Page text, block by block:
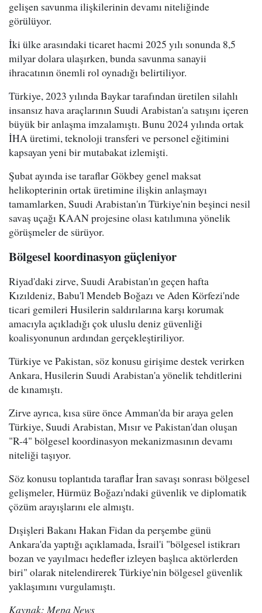
gelişen savunma ilişkilerinin devamı niteliğinde
görülüyor.
İki ülke arasındaki ticaret hacmi 2025 yılı sonunda 8,5
milyar dolara ulaşırken, bunda savunma sanayii
ihracatının önemli rol oynadığı belirtiliyor.
Türkiye, 2023 yılında Baykar tarafından üretilen silahlı
insansız hava araçlarının Suudi Arabistan'a satışını içeren
büyük bir anlaşma imzalamıştı. Bunu 2024 yılında ortak
İHA üretimi, teknoloji transferi ve personel eğitimini
kapsayan yeni bir mutabakat izlemişti.
Şubat ayında ise taraflar Gökbey genel maksat
helikopterinin ortak üretimine ilişkin anlaşmayı
tamamlarken, Suudi Arabistan'ın Türkiye'nin beşinci nesil
savaş uçağı KAAN projesine olası katılımına yönelik
görüşmeler de sürüyor.
Bölgesel koordinasyon güçleniyor
Riyad'daki zirve, Suudi Arabistan'ın geçen hafta
Kızıldeniz, Babu'l Mendeb Boğazı ve Aden Körfezi'nde
ticari gemileri Husilerin saldırılarına karşı korumak
amacıyla açıkladığı çok uluslu deniz güvenliği
koalisyonunun ardından gerçekleştiriliyor.
Türkiye ve Pakistan, söz konusu girişime destek verirken
Ankara, Husilerin Suudi Arabistan'a yönelik tehditlerini
de kınamıştı.
Zirve ayrıca, kısa süre önce Amman'da bir araya gelen
Türkiye, Suudi Arabistan, Mısır ve Pakistan'dan oluşan
"R-4" bölgesel koordinasyon mekanizmasının devamı
niteliği taşıyor.
Söz konusu toplantıda taraflar İran savaşı sonrası bölgesel
gelişmeler, Hürmüz Boğazı'ndaki güvenlik ve diplomatik
çözüm arayışlarını ele almıştı.
Dışişleri Bakanı Hakan Fidan da perşembe günü
Ankara'da yaptığı açıklamada, İsrail'i "bölgesel istikrarı
bozan ve yayılmacı hedefler izleyen başlıca aktörlerden
biri" olarak nitelendirerek Türkiye'nin bölgesel güvenlik
yaklaşımını vurgulamıştı.
Kaynak: Mepa News